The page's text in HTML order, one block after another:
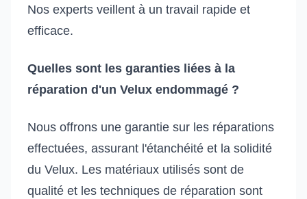
Nos experts veillent à un travail rapide et
efficace.
Quelles sont les garanties liées à la
réparation d'un Velux endommagé ?
Nous offrons une garantie sur les réparations
effectuées, assurant l'étanchéité et la solidité
du Velux. Les matériaux utilisés sont de
qualité et les techniques de réparation sont